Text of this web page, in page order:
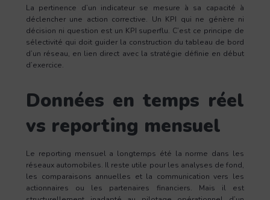
La pertinence d’un indicateur se mesure à sa capacité à
déclencher une action corrective. Un KPI qui ne génère ni
décision ni question est un KPI superflu. C’est ce principe de
sélectivité qui doit guider la construction du tableau de bord
d’un réseau, en lien direct avec la stratégie définie en début
d’exercice.
Données en temps réel
vs reporting mensuel
Le reporting mensuel a longtemps été la norme dans les
réseaux automobiles. Il reste utile pour les analyses de fond,
les comparaisons annuelles et la communication vers les
actionnaires ou les partenaires financiers. Mais il est